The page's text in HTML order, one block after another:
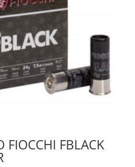
FIOCCHI FBLACK